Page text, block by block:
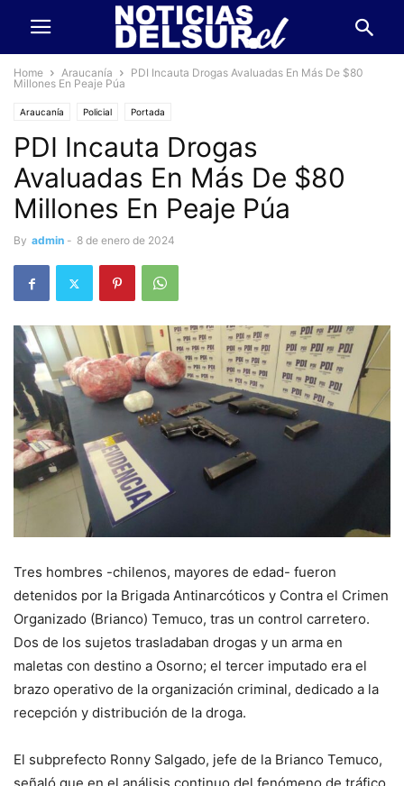
Home Araucanía
PDI Incauta Drogas Avaluadas En Más De $80
Millones En Peaje Púa
Araucanía Policial Portada
PDI Incauta Drogas
Avaluadas En Más De $80
Millones En Peaje Púa
By admin - 8 de enero de 2024
Tres hombres -chilenos, mayores de edad- fueron
detenidos por la Brigada Antinarcóticos y Contra el Crimen
Organizado (Brianco) Temuco, tras un control carretero.
Dos de los sujetos trasladaban drogas y un arma en
maletas con destino a Osorno; el tercer imputado era el
brazo operativo de la organización criminal, dedicado a la
recepción y distribución de la droga.
El subprefecto Ronny Salgado, jefe de la Brianco Temuco,